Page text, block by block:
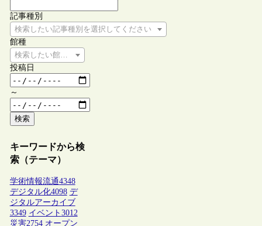
記事種別
検索したい記事種別を選択してください
館種
検索したい館種を選択してください
投稿日
～
検索
キーワードから検
索（テーマ）
学術情報流通4348
デジタル化4098 デ
ジタルアーカイブ
3349 イベント 3012
災害2754 オープン